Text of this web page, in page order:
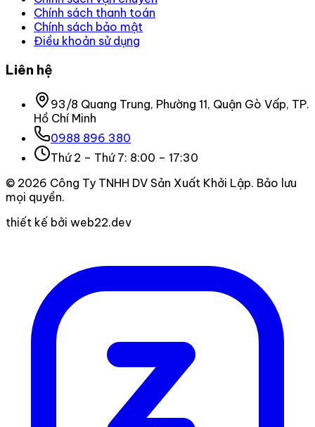
Chính sách thanh toán
Chính sách bảo mật
Điều khoản sử dụng
Liên hệ
93/8 Quang Trung, Phường 11, Quận Gò Vấp, TP.
Hồ Chí Minh
0988 896 380
Thứ 2 – Thứ 7: 8:00 – 17:30
© 2026 Công Ty TNHH DV Sản Xuất Khởi Lập. Bảo lưu
mọi quyền.
thiết kế bởi web22.dev